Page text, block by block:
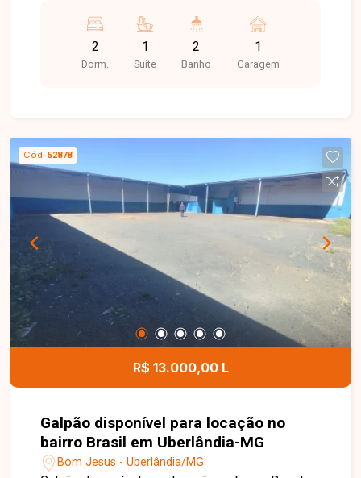
da cidade e proximidade com supermercados,
escolas, farmácias e diversos comércios,
proporcionando praticidade, conforto e qualidade
vaga de garagem. Conta com armários planejados
nos quartos, banheiros e cozinha, oferecendo
ambientes funcionais, organizados e prontos
para morar. O condomínio possui água inclusa na
taxa condominial, proporcionando mais
comodidade e economia aos moradores. Esta é
uma excelente oportunidade para quem busca um
apartamento moderno, funcional e bem localizado
no bairro Lagoinha. Agende uma visita e venha
conhecer todos os detalhes deste imóvel.
2
Dorm.
1
Suite
2
Banho
1
Garagem
Cód. 52878
R$ 13.000,00 L
Galpão disponível para locação no
bairro Brasil em Uberlândia-MG
Bom Jesus - Uberlândia/MG